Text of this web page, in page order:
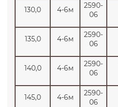
130,0 4-6м
2590-
06
135,0 4-6м
2590-
06
140,0 4-6м
2590-
06
145,0 4-6м
2590-
06